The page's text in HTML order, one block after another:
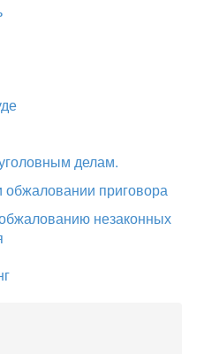
делам.
приговора
незаконных